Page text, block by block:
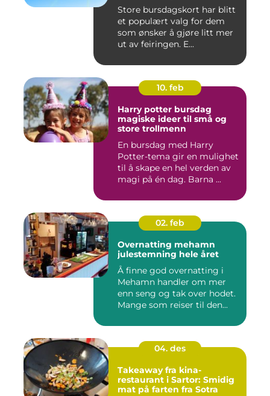
Store bursdagskort har blitt
et populært valg for dem
som ønsker å gjøre litt mer
ut av feiringen. E...
10. feb
Harry potter bursdag
magiske ideer til små og
store trollmenn
En bursdag med Harry
Potter-tema gir en mulighet
til å skape en hel verden av
magi på én dag. Barna ...
02. feb
Overnatting mehamn
julestemning hele året
Å finne god overnatting i
Mehamn handler om mer
enn seng og tak over hodet.
Mange som reiser til den...
04. des
Takeaway fra kina-
restaurant i Sartor: Smidig
mat på farten fra Sotra